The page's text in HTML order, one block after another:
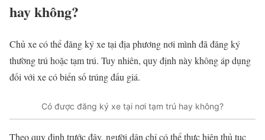
hay không?
Chủ xe có thể đăng ký xe tại địa phương nơi mình đã đăng ký
thường trú hoặc tạm trú. Tuy nhiên, quy định này không áp dụng
đối với xe có biển số trúng đấu giá.
Có được đăng ký xe tại nơi tạm trú hay không?
Theo quy định trước đây, người dân chỉ có thể thực hiện thủ tục